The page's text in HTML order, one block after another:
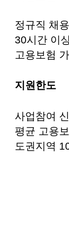
정규직 채
30시간 이
고용보험
지원한도
사업참여
평균 고용
도권지역